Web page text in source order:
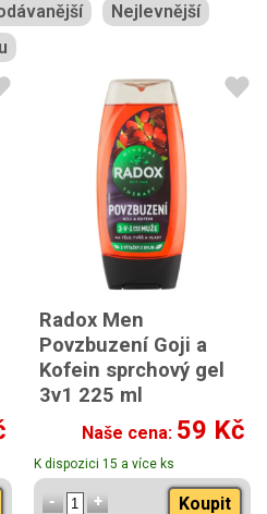
Nejlevnější
Radox Men
Povzbuzení Goji a
Kofein sprchový gel
3v1 225 ml
Naše cena: 59 Kč
K dispozici 15 a více ks
Koupit